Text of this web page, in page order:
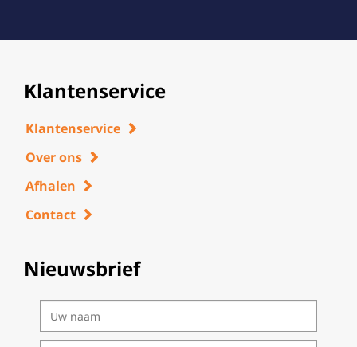
Klantenservice
Klantenservice
Over ons
Afhalen
Contact
Nieuwsbrief